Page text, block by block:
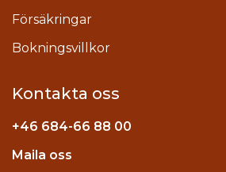
Försäkringar
Bokningsvillkor
Kontakta oss
+46 684-66 88 00
Maila oss